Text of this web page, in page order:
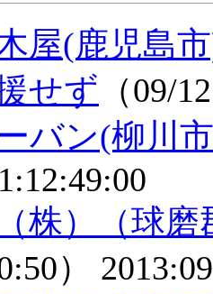
木屋(鹿児
せず （09/
バン(柳川
株）（球
）